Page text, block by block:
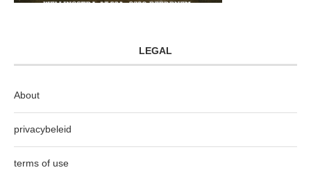
LEGAL
About
privacybeleid
terms of use